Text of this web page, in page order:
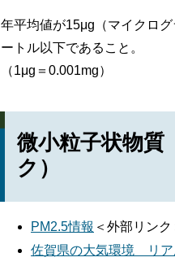
年平均値が15μg（マイクロ
ートル以下であること。
（1μg＝0.001mg）
微小粒子状物質
ク）
PM2.5情報 ＜外部リンク
佐賀県の大気環境 リア